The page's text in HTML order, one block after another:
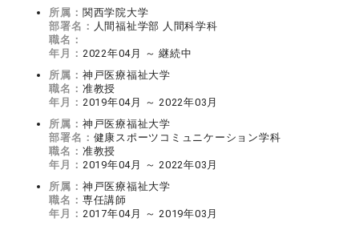
所属： 関西学院大学
部署名： 人間福祉学部 人間科学科
職名：
年月： 2022年04月 ～ 継続中
所属： 神戸医療福祉大学
職名： 准教授
年月： 2019年04月 ～ 2022年03月
所属： 神戸医療福祉大学
部署名： 健康スポーツコミュニケーション学科
職名： 准教授
年月： 2019年04月 ～ 2022年03月
所属： 神戸医療福祉大学
職名： 専任講師
年月： 2017年04月 ～ 2019年03月